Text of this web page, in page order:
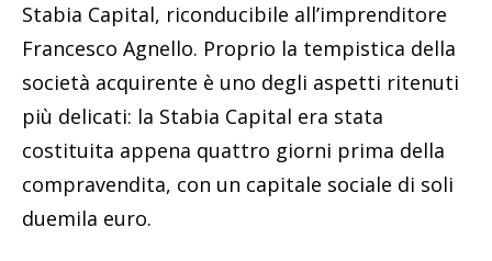
Stabia Capital, riconducibile all’imprenditore
Francesco Agnello. Proprio la tempistica della
società acquirente è uno degli aspetti ritenuti
più delicati: la Stabia Capital era stata
costituita appena quattro giorni prima della
compravendita, con un capitale sociale di soli
duemila euro.